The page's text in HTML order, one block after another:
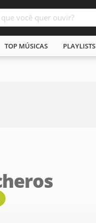
TOP MÚSICAS PLAYLISTS